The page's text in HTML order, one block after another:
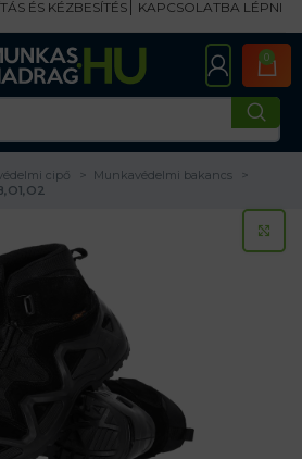
ÉS KÉZBESÍTÉS KAPCSOLATBA LÉPNI
0
cipő
Munkavédelmi bakancs